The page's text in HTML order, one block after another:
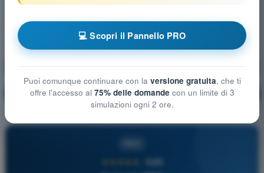
Limitazioni delle prestazioni umane
Allenamento! 🔒 PRO Spiegazione domanda
4,6/5
💻 Scopri il Pannello PRO
Puoi comunque continuare con la versione gratuita, che ti
offre l'accesso al 75% delle domande con un limite di 3
simulazioni ogni 2 ore.